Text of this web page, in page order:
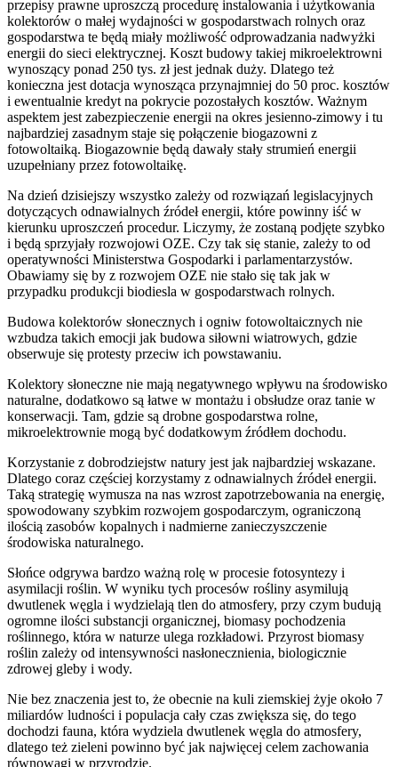
przepisy prawne uproszczą procedurę instalowania i użytkowania
kolektorów o małej wydajności w gospodarstwach rolnych oraz
gospodarstwa te będą miały możliwość odprowadzania nadwyżki
energii do sieci elektrycznej. Koszt budowy takiej mikroelektrowni
wynoszący ponad 250 tys. zł jest jednak duży. Dlatego też
konieczna jest dotacja wynosząca przynajmniej do 50 proc. kosztów
i ewentualnie kredyt na pokrycie pozostałych kosztów. Ważnym
aspektem jest zabezpieczenie energii na okres jesienno-zimowy i tu
najbardziej zasadnym staje się połączenie biogazowni z
fotowoltaiką. Biogazownie będą dawały stały strumień energii
uzupełniany przez fotowoltaikę.
Na dzień dzisiejszy wszystko zależy od rozwiązań legislacyjnych
dotyczących odnawialnych źródeł energii, które powinny iść w
kierunku uproszczeń procedur. Liczymy, że zostaną podjęte szybko
i będą sprzyjały rozwojowi OZE. Czy tak się stanie, zależy to od
operatywności Ministerstwa Gospodarki i parlamentarzystów.
Obawiamy się by z rozwojem OZE nie stało się tak jak w
przypadku produkcji biodiesla w gospodarstwach rolnych.
Budowa kolektorów słonecznych i ogniw fotowoltaicznych nie
wzbudza takich emocji jak budowa siłowni wiatrowych, gdzie
obserwuje się protesty przeciw ich powstawaniu.
Kolektory słoneczne nie mają negatywnego wpływu na środowisko
naturalne, dodatkowo są łatwe w montażu i obsłudze oraz tanie w
konserwacji. Tam, gdzie są drobne gospodarstwa rolne,
mikroelektrownie mogą być dodatkowym źródłem dochodu.
Korzystanie z dobrodziejstw natury jest jak najbardziej wskazane.
Dlatego coraz częściej korzystamy z odnawialnych źródeł energii.
Taką strategię wymusza na nas wzrost zapotrzebowania na energię,
spowodowany szybkim rozwojem gospodarczym, ograniczoną
ilością zasobów kopalnych i nadmierne zanieczyszczenie
środowiska naturalnego.
Słońce odgrywa bardzo ważną rolę w procesie fotosyntezy i
asymilacji roślin. W wyniku tych procesów rośliny asymilują
dwutlenek węgla i wydzielają tlen do atmosfery, przy czym budują
ogromne ilości substancji organicznej, biomasy pochodzenia
roślinnego, która w naturze ulega rozkładowi. Przyrost biomasy
roślin zależy od intensywności nasłonecznienia, biologicznie
zdrowej gleby i wody.
Nie bez znaczenia jest to, że obecnie na kuli ziemskiej żyje około 7
miliardów ludności i populacja cały czas zwiększa się, do tego
dochodzi fauna, która wydziela dwutlenek węgla do atmosfery,
dlatego też zieleni powinno być jak najwięcej celem zachowania
równowagi w przyrodzie.